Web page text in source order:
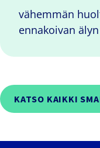
vähemmän
ennakoivan
KATSO KAIKKI